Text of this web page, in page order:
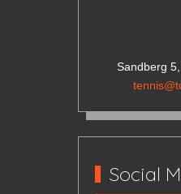
Sandberg
Social